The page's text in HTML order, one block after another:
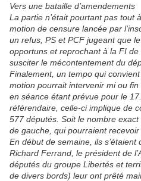
Vers une bataille d’amendements
La partie n’était pourtant pas tout
motion de censure lancée par
un refus, PS et PCF jugeant que
opportuns et reprochant à la FI
susciter le mécontentement du
Finalement, un tempo qui
motion pourrait intervenir mi ou
en séance étant prévue pour le
référendaire, celle-ci implique de
577 députés. Soit le nombre
de gauche, qui pourraient recevoir
En début de semaine, ils
Richard Ferrand, le président de
députés du groupe Libertés et
de divers bords) leur ont prêté